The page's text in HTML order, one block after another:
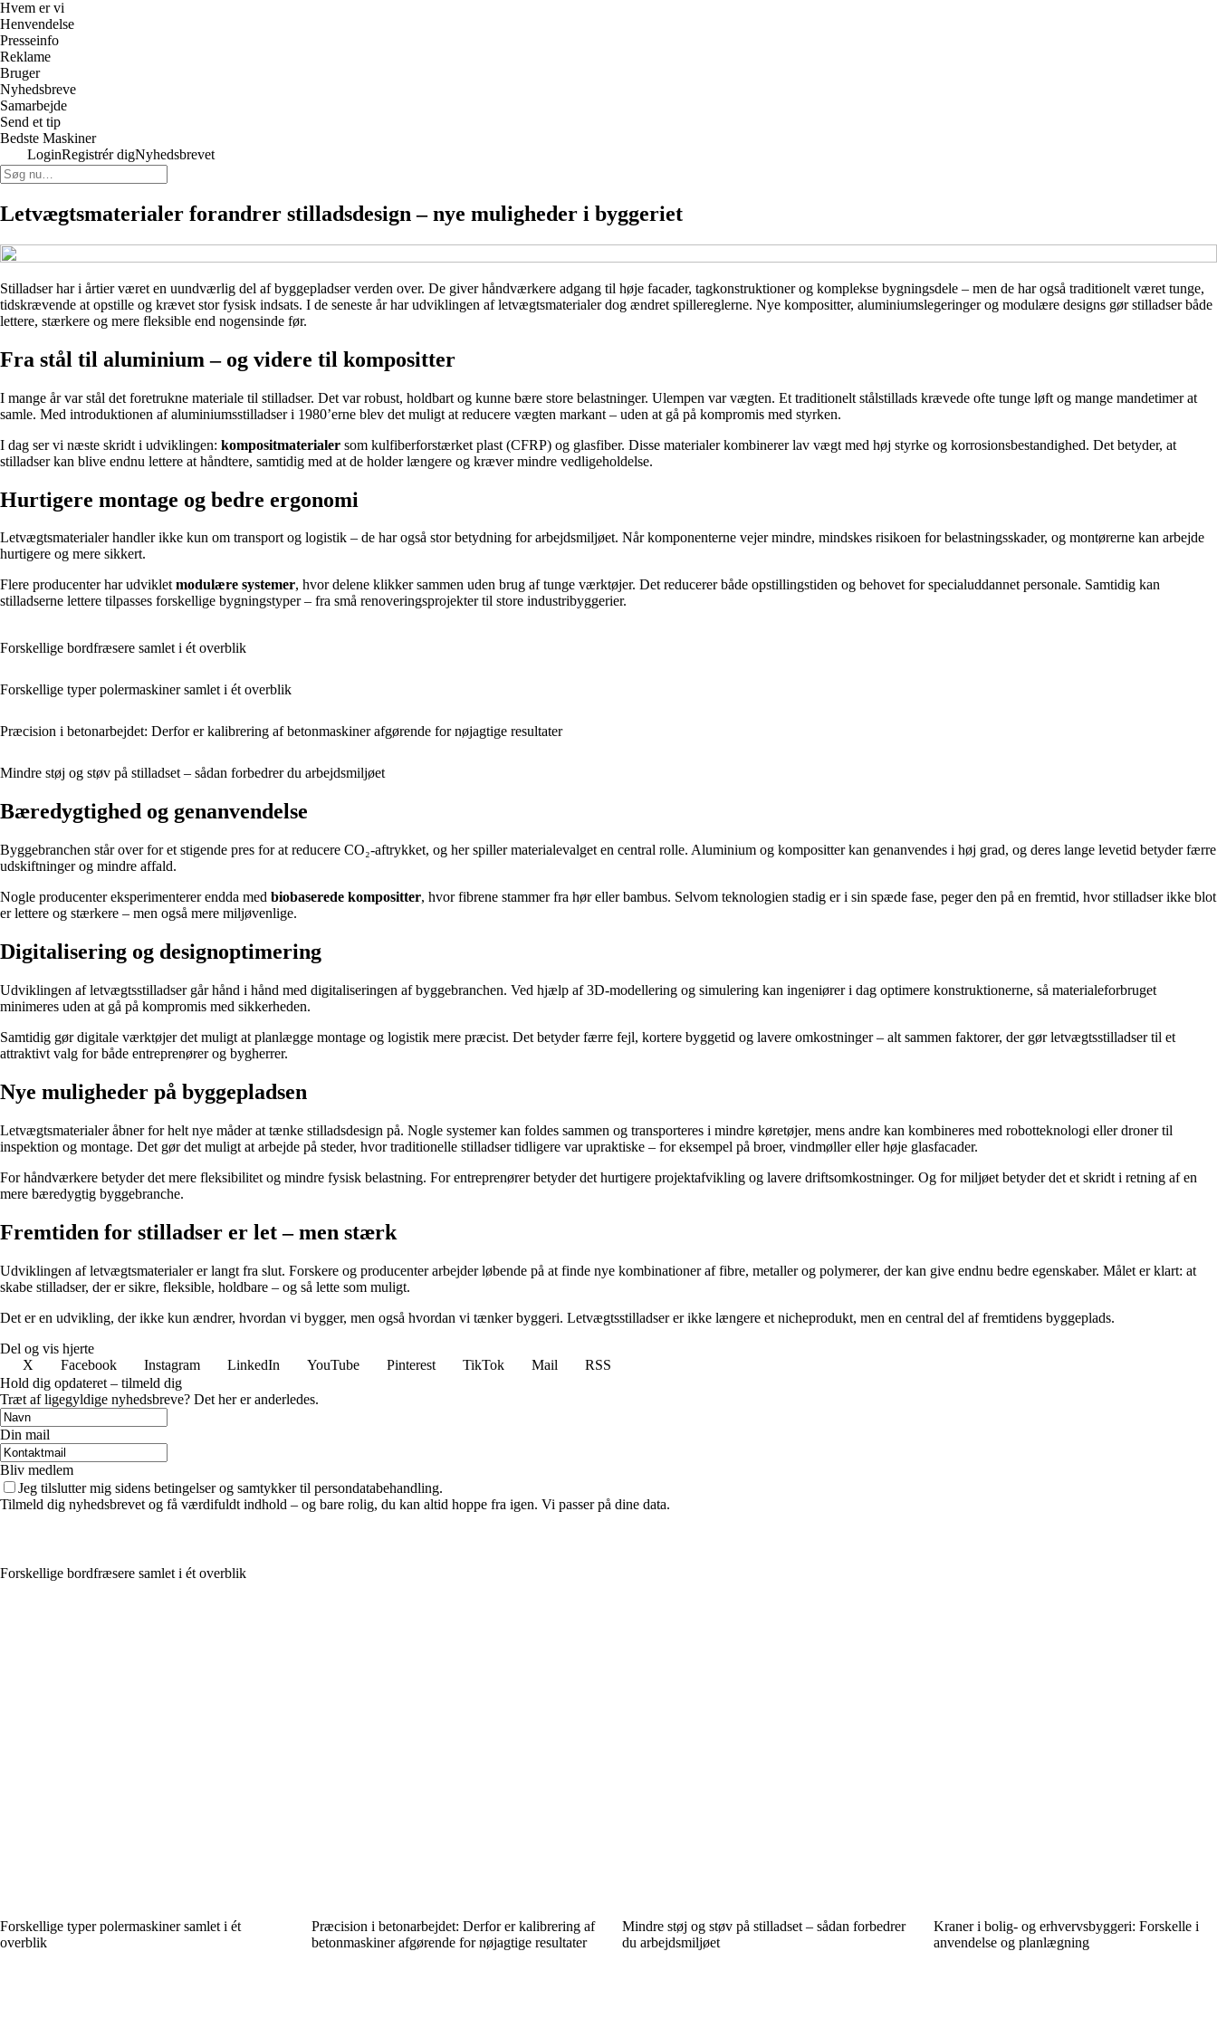
Hvem er vi
Henvendelse
Presseinfo
Reklame
Bruger
Nyhedsbreve
Samarbejde
Send et tip
Bedste Maskiner
LoginRegistrér digNyhedsbrevet
Letvægtsmaterialer forandrer stilladsdesign – nye muligheder i byggeriet
Stilladser har i årtier været en uundværlig del af byggepladser verden over. De giver håndværkere adgang til høje facader, tagkonstruktioner og komplekse bygningsdele – men de har også traditionelt været tunge,
tidskrævende at opstille og krævet stor fysisk indsats. I de seneste år har udviklingen af letvægtsmaterialer dog ændret spillereglerne. Nye kompositter, aluminiumslegeringer og modulære designs gør stilladser både
lettere, stærkere og mere fleksible end nogensinde før.
Fra stål til aluminium – og videre til kompositter
I mange år var stål det foretrukne materiale til stilladser. Det var robust, holdbart og kunne bære store belastninger. Ulempen var vægten. Et traditionelt stålstillads krævede ofte tunge løft og mange mandetimer at
samle. Med introduktionen af aluminiumsstilladser i 1980’erne blev det muligt at reducere vægten markant – uden at gå på kompromis med styrken.
I dag ser vi næste skridt i udviklingen: kompositmaterialer som kulfiberforstærket plast (CFRP) og glasfiber. Disse materialer kombinerer lav vægt med høj styrke og korrosionsbestandighed. Det betyder, at
stilladser kan blive endnu lettere at håndtere, samtidig med at de holder længere og kræver mindre vedligeholdelse.
Hurtigere montage og bedre ergonomi
Letvægtsmaterialer handler ikke kun om transport og logistik – de har også stor betydning for arbejdsmiljøet. Når komponenterne vejer mindre, mindskes risikoen for belastningsskader, og montørerne kan arbejde
hurtigere og mere sikkert.
Flere producenter har udvikletmodulære systemer, hvor delene klikker sammen uden brug af tunge værktøjer. Det reducerer både opstillingstiden og behovet for specialuddannet personale. Samtidig kan
stilladserne lettere tilpasses forskellige bygningstyper – fra små renoveringsprojekter til store industribyggerier.
Forskellige bordfræsere samlet i ét overblik
Forskellige typer polermaskiner samlet i ét overblik
Præcision i betonarbejdet: Derfor er kalibrering af betonmaskiner afgørende for nøjagtige resultater
Mindre støj og støv på stilladset – sådan forbedrer du arbejdsmiljøet
Bæredygtighed og genanvendelse
Byggebranchen står over for et stigende pres for at reducere CO₂-aftrykket, og her spiller materialevalget en central rolle. Aluminium og kompositter kan genanvendes i høj grad, og deres lange levetid betyder færre
udskiftninger og mindre affald.
Nogle producenter eksperimenterer endda med biobaserede kompositter, hvor fibrene stammer fra hør eller bambus. Selvom teknologien stadig er i sin spæde fase, peger den på en fremtid, hvor stilladser ikke blot
er lettere og stærkere – men også mere miljøvenlige.
Digitalisering og designoptimering
Udviklingen af letvægtsstilladser går hånd i hånd med digitaliseringen af byggebranchen. Ved hjælp af 3D-modellering og simulering kan ingeniører i dag optimere konstruktionerne, så materialeforbruget
minimeres uden at gå på kompromis med sikkerheden.
Samtidig gør digitale værktøjer det muligt at planlægge montage og logistik mere præcist. Det betyder færre fejl, kortere byggetid og lavere omkostninger – alt sammen faktorer, der gør letvægtsstilladser til et
attraktivt valg for både entreprenører og bygherrer.
Nye muligheder på byggepladsen
Letvægtsmaterialer åbner for helt nye måder at tænke stilladsdesign på. Nogle systemer kan foldes sammen og transporteres i mindre køretøjer, mens andre kan kombineres med robotteknologi eller droner til
inspektion og montage. Det gør det muligt at arbejde på steder, hvor traditionelle stilladser tidligere var upraktiske – for eksempel på broer, vindmøller eller høje glasfacader.
For håndværkere betyder det mere fleksibilitet og mindre fysisk belastning. For entreprenører betyder det hurtigere projektafvikling og lavere driftsomkostninger. Og for miljøet betyder det et skridt i retning af en
mere bæredygtig byggebranche.
Fremtiden for stilladser er let – men stærk
Udviklingen af letvægtsmaterialer er langt fra slut. Forskere og producenter arbejder løbende på at finde nye kombinationer af fibre, metaller og polymerer, der kan give endnu bedre egenskaber. Målet er klart: at
skabe stilladser, der er sikre, fleksible, holdbare – og så lette som muligt.
Det er en udvikling, der ikke kun ændrer, hvordan vi bygger, men også hvordan vi tænker byggeri. Letvægtsstilladser er ikke længere et nicheprodukt, men en central del af fremtidens byggeplads.
Del og vis hjerte
X
Facebook Instagram LinkedIn YouTube Pinterest TikTok Mail
RSS
Hold dig opdateret – tilmeld dig
Træt af ligegyldige nyhedsbreve? Det her er anderledes.
Din mail
Bliv medlem
Jeg tilslutter mig sidens betingelser og samtykker til persondatabehandling.
Tilmeld dig nyhedsbrevet og få værdifuldt indhold – og bare rolig, du kan altid hoppe fra igen. Vi passer på dine data.
Forskellige bordfræsere samlet i ét overblik
Forskellige typer polermaskiner samlet i ét
overblik
Præcision i betonarbejdet: Derfor er kalibrering af
betonmaskiner afgørende for nøjagtige resultater
Mindre støj og støv på stilladset – sådan forbedrer
du arbejdsmiljøet
Kraner i bolig- og erhvervsbyggeri: Forskelle i
anvendelse og planlægning